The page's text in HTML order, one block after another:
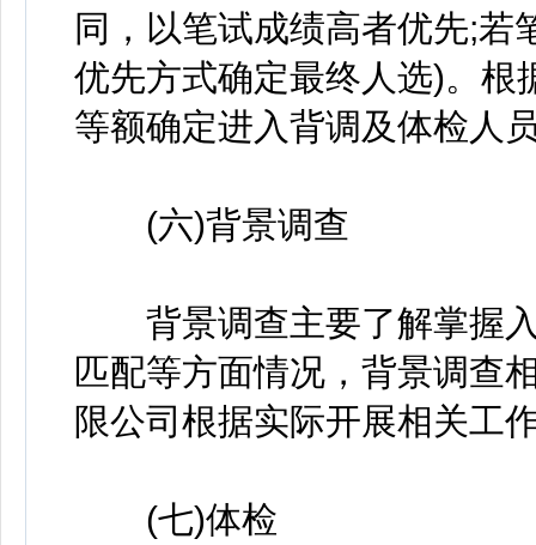
同，以笔试成绩高者优先;若
优先方式确定最终人选)。根
等额确定进入背调及体检人
(六)背景调查
背景调查主要了解掌握入
匹配等方面情况，背景调查
限公司根据实际开展相关工
(七)体检